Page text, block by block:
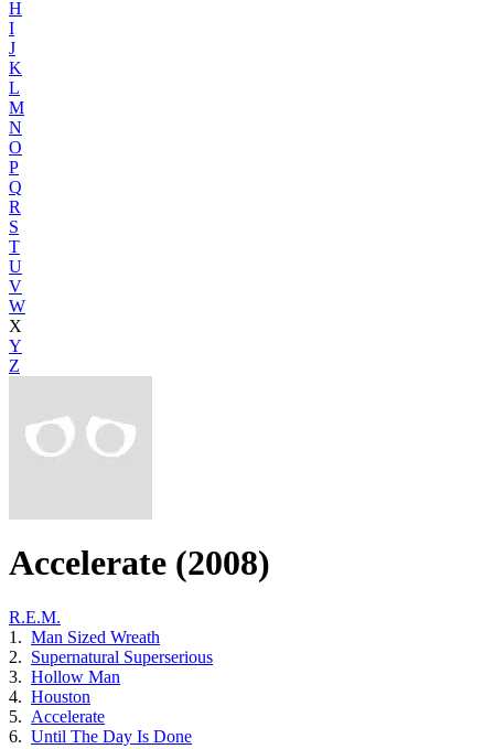
H
I
J
K
L
M
N
O
P
Q
R
S
T
U
V
W
X
Y
Z
Accelerate (2008)
R.E.M.
1. Man Sized Wreath
2. Supernatural Superserious
3. Hollow Man
4. Houston
5. Accelerate
6. Until The Day Is Done